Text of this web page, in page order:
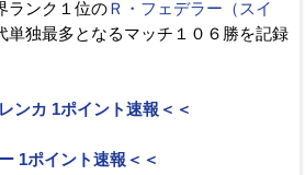
ランク１位のＲ・フェデラー（スイ
単独最多となるマッチ１０６勝を記録
ンカ 1ポイント速報＜＜
1ポイント速報＜＜